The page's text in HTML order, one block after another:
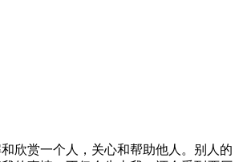
欣赏一个人，关心和帮助他人。别人的